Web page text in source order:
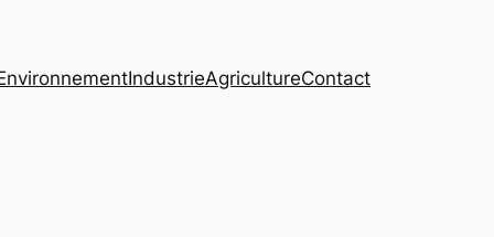
IndustrieAgricultureContact